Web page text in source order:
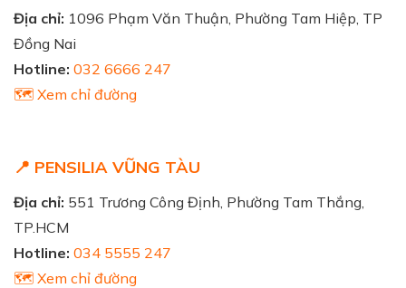
Địa chỉ: 1096 Phạm Văn Thuận, Phường Tam Hiệp, TP
Đồng Nai
Hotline: 032 6666 247
🗺️ Xem chỉ đường
📍 PENSILIA VŨNG TÀU
Địa chỉ: 551 Trương Công Định, Phường Tam Thắng,
TP.HCM
Hotline: 034 5555 247
🗺️ Xem chỉ đường